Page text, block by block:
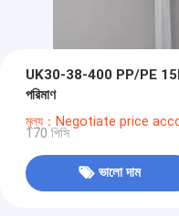
UK30-38-400 PP/PE 15ML
পরিমাণ
মূল্য：Negotiate price
170 পিসি
ভালো দাম